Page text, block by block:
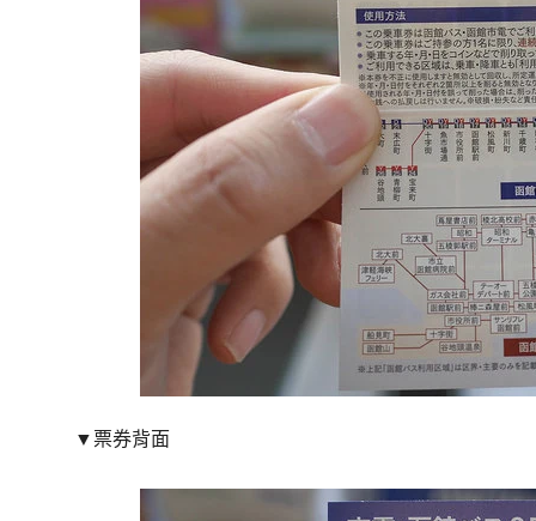
▼票券背面